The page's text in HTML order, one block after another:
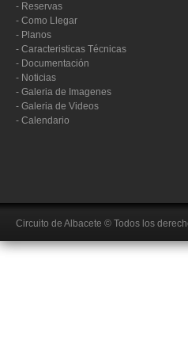
- Reservas
- Como Llegar
- Planos
- Caracteristicas Técnicas
- Documentación
- Noticias
- Galeria de Imagenes
- Galeria de Videos
- Calendario
Circuito de Albacete © Todos los